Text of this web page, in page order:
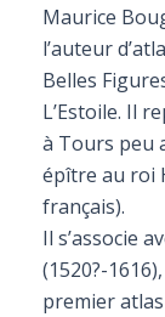
Maurice
l’auteur
Belles
L’Estoile. Il
à Tours peu
épître au roi
français).
Il s’associe
(1520?-
premier atlas